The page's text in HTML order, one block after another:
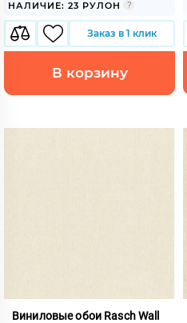
НАЛИЧИЕ: 23 РУЛОН
Заказ в 1 клик
В корзину
Виниловые обои Rasch Wall